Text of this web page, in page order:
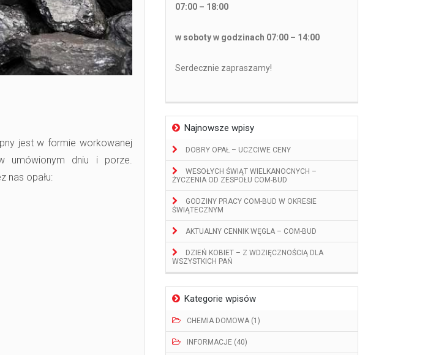
07:00 – 18:00
w soboty w godzinach 07:00 – 14:00
Serdecznie zapraszamy!
Najnowsze wpisy
DOBRY OPAŁ – UCZCIWE CENY
WESOŁYCH ŚWIĄT WIELKANOCNYCH –
ŻYCZENIA OD ZESPOŁU COM-BUD
GODZINY PRACY COM-BUD W OKRESIE
ŚWIĄTECZNYM
AKTUALNY CENNIK WĘGLA – COM-BUD
DZIEŃ KOBIET – Z WDZIĘCZNOŚCIĄ DLA
WSZYSTKICH PAŃ
Kategorie wpisów
CHEMIA DOMOWA (1)
INFORMACJE (40)
jest w formie workowanej
umówionym dniu i porze.
nas opału: